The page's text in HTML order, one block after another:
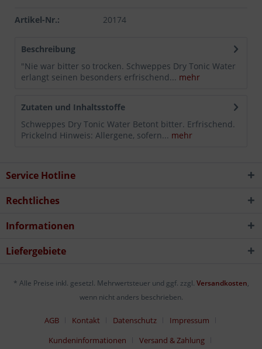
Artikel-Nr.: 20174
Beschreibung
"Nie war bitter so trocken. Schweppes Dry Tonic Water
erlangt seinen besonders erfrischend... mehr
Zutaten und Inhaltsstoffe
Schweppes Dry Tonic Water Betont bitter. Erfrischend.
Prickelnd Hinweis: Allergene, sofern... mehr
Service Hotline
Rechtliches
Informationen
Liefergebiete
* Alle Preise inkl. gesetzl. Mehrwertsteuer und ggf. zzgl. Versandkosten,
wenn nicht anders beschrieben.
AGB Kontakt Datenschutz
Impressum
Kundeninformationen
Versand & Zahlung